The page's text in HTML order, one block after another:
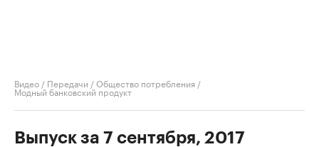
Видео / Передачи /Общество потребления /
Модный банковский продукт
Выпуск за 7 сентября, 2017